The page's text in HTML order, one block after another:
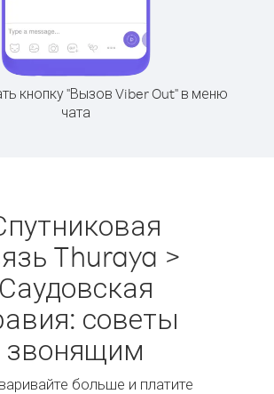
кнопку "Вызов Viber Out" в меню
чата
Thuraya >
Саудовская
советы
звонящим
больше и платите